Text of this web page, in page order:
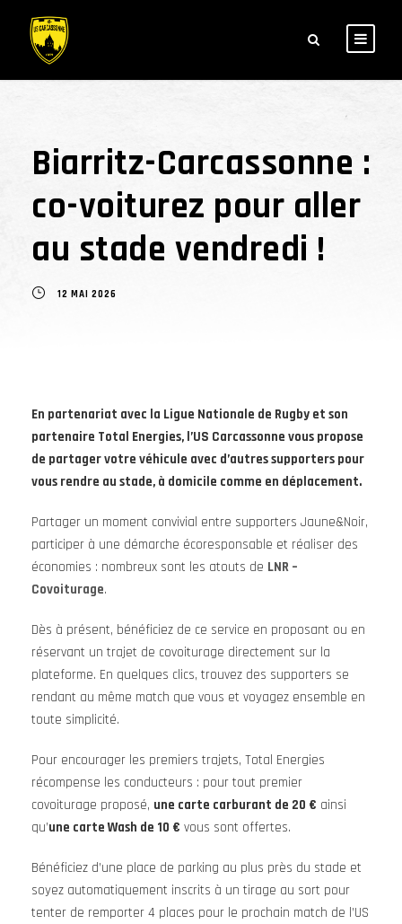
Biarritz-Carcassonne :
co-voiturez pour aller
au stade vendredi !
12 MAI 2026
En partenariat avec la Ligue Nationale de Rugby et son
partenaire Total Energies, l’US Carcassonne vous propose
de partager votre véhicule avec d’autres supporters pour
vous rendre au stade, à domicile comme en déplacement.
Partager un moment convivial entre supporters Jaune&Noir,
participer à une démarche écoresponsable et réaliser des
économies : nombreux sont les atouts de LNR –
Covoiturage.
Dès à présent, bénéficiez de ce service en proposant ou en
réservant un trajet de covoiturage directement sur la
plateforme. En quelques clics, trouvez des supporters se
rendant au même match que vous et voyagez ensemble en
toute simplicité.
Pour encourager les premiers trajets, Total Energies
récompense les conducteurs : pour tout premier
covoiturage proposé, une carte carburant de 20 € ainsi
qu’une carte Wash de 10 € vous sont offertes.
Bénéficiez d’une place de parking au plus près du stade et
soyez automatiquement inscrits à un tirage au sort pour
tenter de remporter 4 places pour le prochain match de l’US